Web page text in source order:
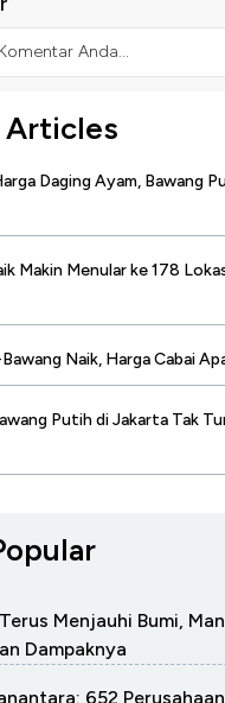
Anda...
Articles
Daging Ayam, Bawang
Makin Menular ke 178
Naik, Harga Cabai
Putih di Jakarta Tak
Menjauhi Bumi,
Dampaknya
652